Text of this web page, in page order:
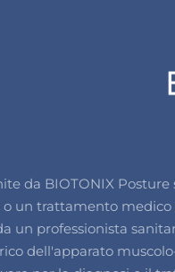
da BIOTONIX
un trattamento
un professionista
dell'apparato